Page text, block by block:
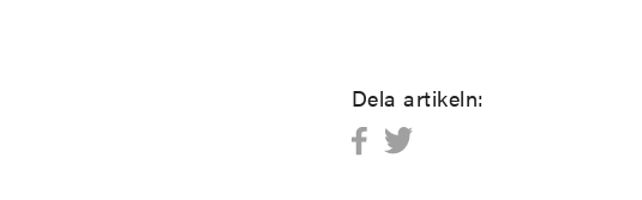
Dela artikeln: